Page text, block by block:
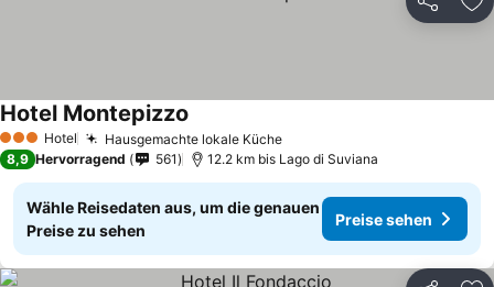
Teilen
3 SterneHotel Hausgemachte lokale Küche
Hotel Montepizzo
8,9 Hervorragend 561 12.2 km bis Lago di Suviana
Wähle Reisedaten aus, um die genauen
Preise zu sehen
Preise sehen